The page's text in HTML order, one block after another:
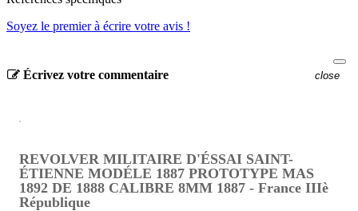
Soyez le premier à écrire votre avis !
Écrivez votre commentaire close
REVOLVER MILITAIRE D'ÉSSAI SAINT-
ÉTIENNE MODÉLE 1887 PROTOTYPE MAS
1892 DE 1888 CALIBRE 8MM 1887 - France IIIè
République